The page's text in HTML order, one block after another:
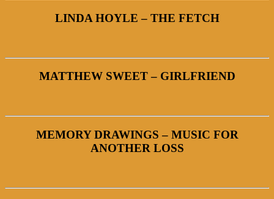
LINDA HOYLE – THE FETCH
MATTHEW SWEET – GIRLFRIEND
MEMORY DRAWINGS – MUSIC FOR
ANOTHER LOSS